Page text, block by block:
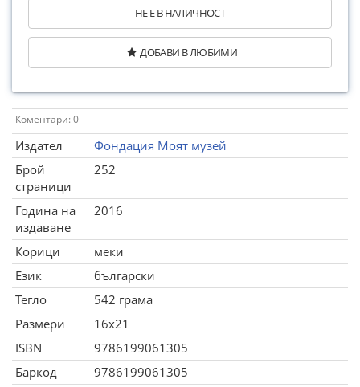
НЕ Е В НАЛИЧНОСТ
ДОБАВИ В ЛЮБИМИ
Коментари: 0
Издател
Фондация Моят музей
Брой
страници
252
Година на
издаване
2016
Корици
меки
Език
български
Тегло
542 грама
Размери
16x21
ISBN
9786199061305
Баркод
9786199061305